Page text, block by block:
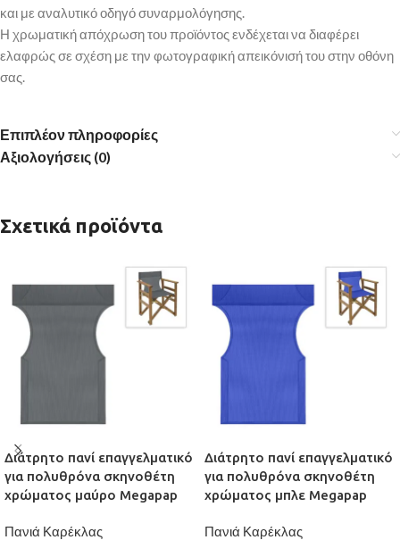
και με αναλυτικό οδηγό συναρμολόγησης.
Η χρωματική απόχρωση του προϊόντος ενδέχεται να διαφέρει
ελαφρώς σε σχέση με την φωτογραφική απεικόνισή του στην οθόνη
σας.
Επιπλέον πληροφορίες
Αξιολογήσεις (0)
Σχετικά προϊόντα
Διάτρητο πανί επαγγελματικό
για πολυθρόνα σκηνοθέτη
χρώματος μαύρο Megapap
Πανιά Καρέκλας
Διάτρητο πανί επαγγελματικό
για πολυθρόνα σκηνοθέτη
χρώματος μπλε Megapap
Πανιά Καρέκλας